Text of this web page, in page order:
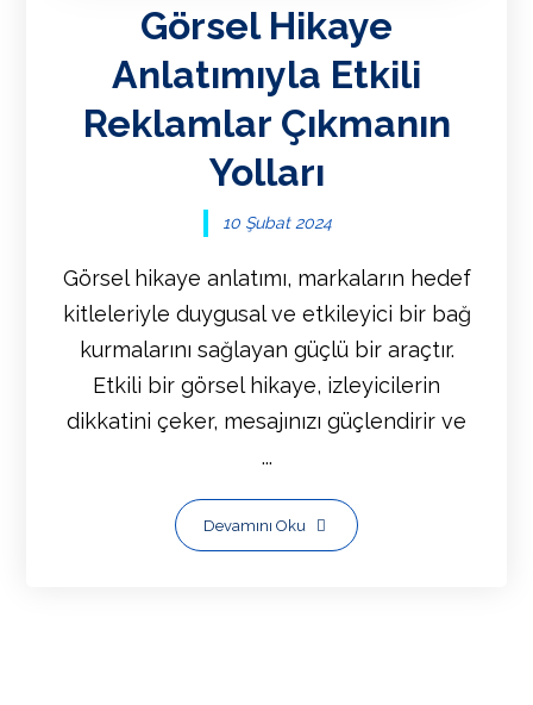
Görsel Hikaye
Anlatımıyla Etkili
Reklamlar Çıkmanın
Yolları
10 Şubat 2024
Görsel hikaye anlatımı, markaların hedef
kitleleriyle duygusal ve etkileyici bir bağ
kurmalarını sağlayan güçlü bir araçtır.
Etkili bir görsel hikaye, izleyicilerin
dikkatini çeker, mesajınızı güçlendirir ve
...
Devamını Oku